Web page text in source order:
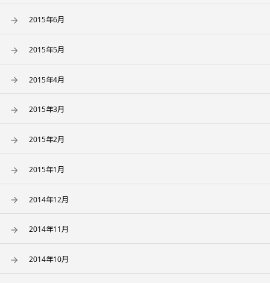
2015年6月
2015年5月
2015年4月
2015年3月
2015年2月
2015年1月
2014年12月
2014年11月
2014年10月